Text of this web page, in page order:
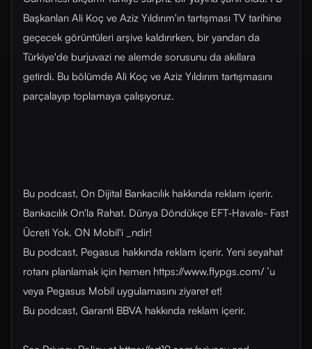
Başkanları Ali Koç ve Aziz Yıldırım'ın tartışması TV tarihine
geçecek görüntüleri arşive kaldırırken, bir yandan da
Türkiye'de burjuvazi ne alemde sorusunu da akıllara
getirdi. Bu bölümde Ali Koç ve Aziz Yıldırım tartışmasını
parçalayıp toplamaya çalışıyoruz.
Bu podcast, On Dijital Bankacılık hakkında reklam içerir.
Bankacılık On'la Rahat. Dünya Döndükçe EFT-Havale- Fast
Ücreti Yok. ON Mobil'i _ndir!
Bu podcast, Pegasus hakkında reklam içerir. Yeni seyahat
rotanı planlamak için hemen https://www.flypgs.com/ ’u
veya Pegasus Mobil uygulamasını ziyaret et!
Bu podcast, Garanti BBVA hakkında reklam içerir.